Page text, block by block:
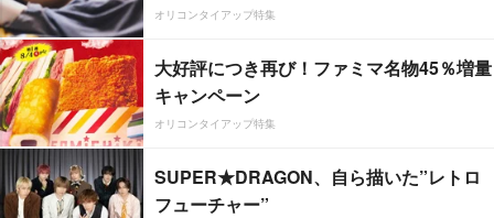
オリコンタイアップ特集
大好評につき再び！ファミマ名物45％増量
キャンペーン
オリコンタイアップ特集
SUPER★DRAGON、自ら描いた”レトロ
フューチャー”